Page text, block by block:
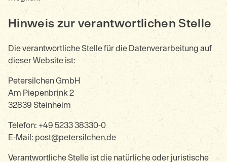
Hinweis zur verantwortlichen Stelle
Die verantwortliche Stelle für die Datenverarbeitung auf
dieser Website ist:
Petersilchen GmbH
Am Piepenbrink 2
32839 Steinheim
Telefon: +49 5233 38330-0
E-Mail: post@petersilchen.de
Verantwortliche Stelle ist die natürliche oder juristische